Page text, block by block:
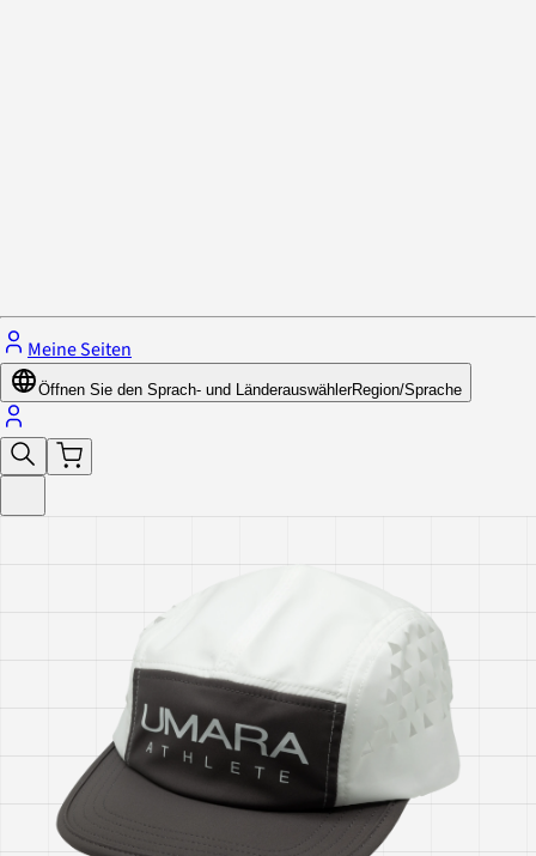
Meine Seiten
Öffnen Sie den Sprach- und LänderauswählerRegion/Sprache